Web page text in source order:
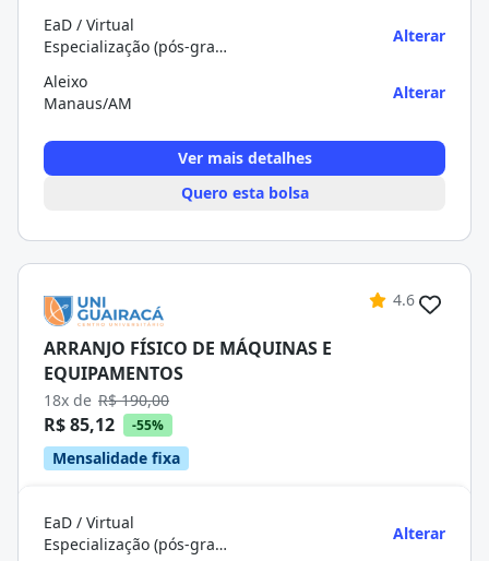
EaD / Virtual
Especialização (pós-graduação)
Alterar
Aleixo
Manaus/AM
Alterar
Ver mais detalhes
Quero esta bolsa
4.6
ARRANJO FÍSICO DE MÁQUINAS E
EQUIPAMENTOS
18x de R$ 190,00
R$ 85,12 -55%
Mensalidade fixa
EaD / Virtual
Especialização (pós-graduação)
Alterar